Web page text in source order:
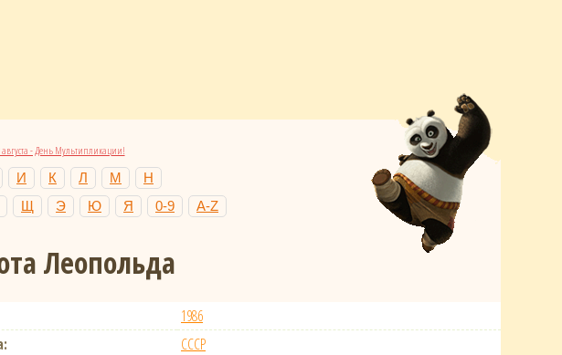
- День Мультипликации!
И К Л М
Н
Щ Э Ю Я 0-9 A-Z
Леопольда
1986
СССР